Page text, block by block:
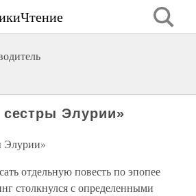
Элурии»
Элурии»
отдельную повесть по эпопее
столкнулся с определенными